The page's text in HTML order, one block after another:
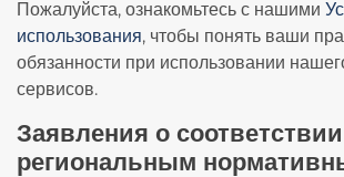
Пожалуйста, ознакомьтесь с нашими
использования, чтобы понять ваши
обязанности при использовании
сервисов.
Заявления о соответствии
региональным